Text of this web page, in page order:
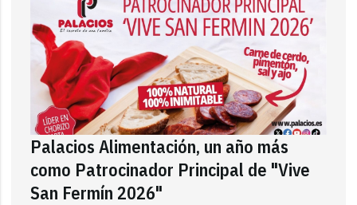
Palacios Alimentación, un año más
como Patrocinador Principal de "Vive
San Fermín 2026"